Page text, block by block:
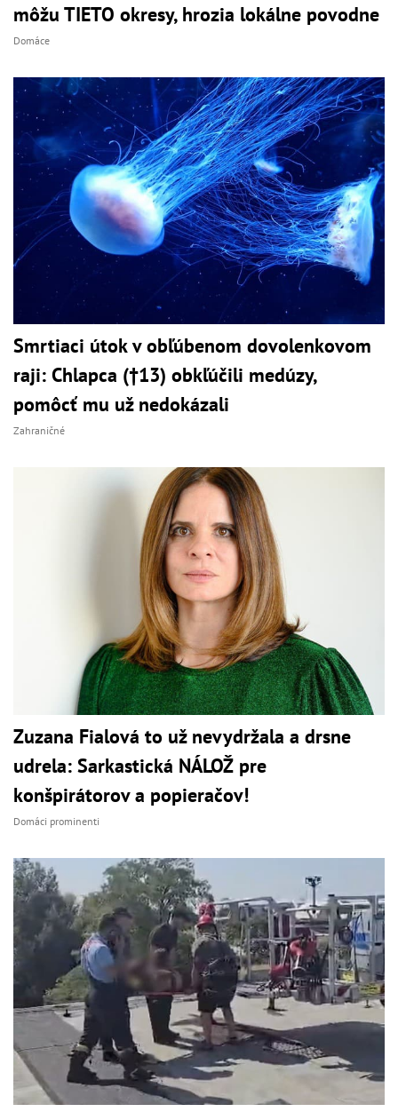
môžu TIETO okresy, hrozia lokálne povodne
Domáce
Smrtiaci útok v obľúbenom dovolenkovom
raji: Chlapca (†13) obkľúčili medúzy,
pomôcť mu už nedokázali
Zahraničné
Zuzana Fialová to už nevydržala a drsne
udrela: Sarkastická NÁLOŽ pre
konšpirátorov a popieračov!
Domáci prominenti